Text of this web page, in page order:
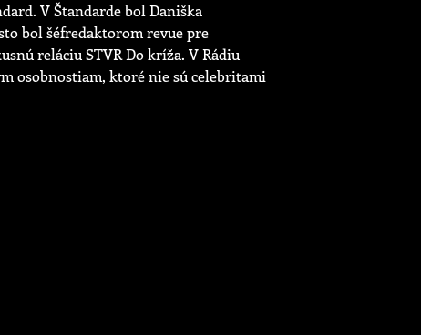
V Štandarde bol Daniška
bol šéfredaktorom revue pre
reláciu STVR Do kríža. V Rádiu
osobnostiam, ktoré nie sú celebritami